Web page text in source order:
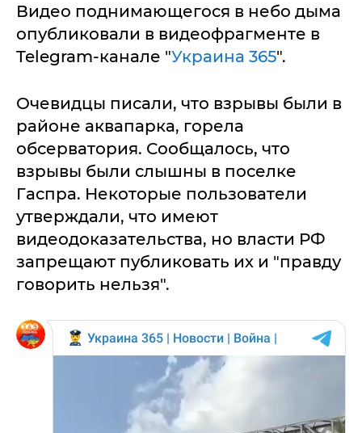
Видео поднимающегося в небо дыма
опубликовали в видеофрагменте в
Telegram-канале "Украина 365".
Очевидцы писали, что взрывы были в
районе аквапарка, горела
обсерватория. Сообщалось, что
взрывы были слышны в поселке
Гаспра. Некоторые пользователи
утверждали, что имеют
видеодоказательства, но власти РФ
запрещают публиковать их и "правду
говорить нельзя".